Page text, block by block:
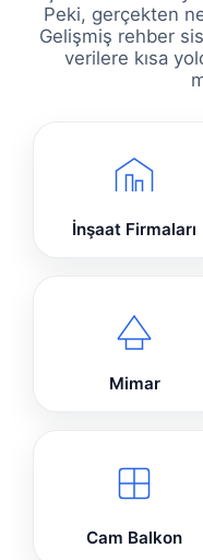
Peki, gerçekten
Gelişmiş rehber
verilere kısa
İnşaat Firmaları
Mimar
Cam Balkon